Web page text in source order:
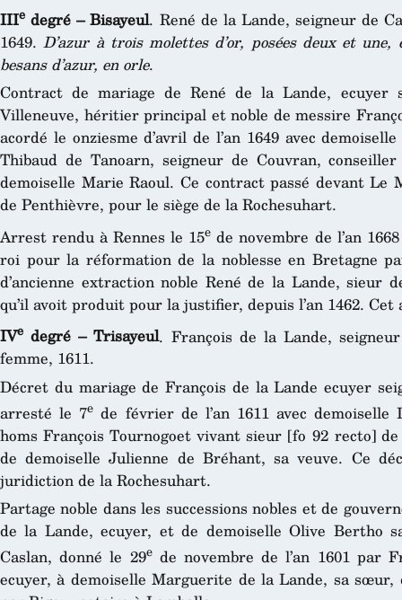
IIIe degré – Bisayeul. René de la Lande, seigneur de
1649.D’azur à trois molettes d’or, posées deux et
besans d’azur, en orle.
Contract de mariage de René de la Lande,
Villeneuve, héritier principal et noble de messire
acordé le onziesme d’avril de l’an 1649 avec
Thibaud de Tanoarn, seigneur de Couvran,
demoiselle Marie Raoul. Ce contract passé devant
de Penthièvre, pour le siège de la Rochesuhart.
Arrest rendu à Rennes le 15e de novembre de l’an
roi pour la réformation de la noblesse en Bretagne
d’ancienne extraction noble René de la Lande, sieur
qu’il avoit produit pour la justifier, depuis l’an 1462.
IVe degré – Trisayeul. François de la Lande,
femme, 1611.
Décret du mariage de François de la Lande ecuyer
arresté le 7e de février de l’an 1611 avec
homs François Tournogoet vivant sieur [fo 92 recto]
de demoiselle Julienne de Bréhant, sa veuve. Ce
juridiction de la Rochesuhart.
Partage noble dans les successions nobles et de
de la Lande, ecuyer, et de demoiselle Olive Bertho
Caslan, donné le 29ede novembre de l’an 1601 par
ecuyer, à demoiselle Marguerite de la Lande, sa